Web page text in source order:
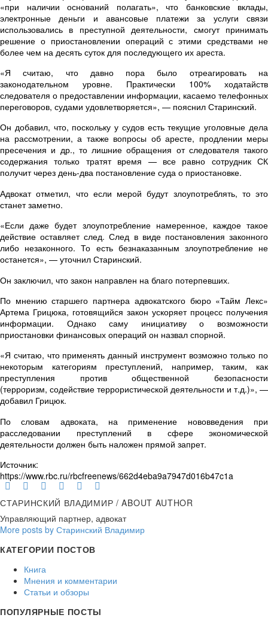
«при наличии оснований полагать», что банковские вклады,
электронные деньги и авансовые платежи за услуги связи
использовались в преступной деятельности, смогут принимать
решение о приостановлении операций с этими средствами не
более чем на десять суток для последующего их ареста.
«Я считаю, что давно пора было отреагировать на
законодательном уровне. Практически 100% ходатайств
следователя о предоставлении информации, касаемо телефонных
переговоров, судами удовлетворяется», — пояснил Старинский.
Он добавил, что, поскольку у судов есть текущие уголовные дела
на рассмотрении, а также вопросы об аресте, продлении меры
пресечения и др., то лишние обращения от следователя такого
содержания только тратят время — все равно сотрудник СК
получит через день-два постановление суда о приостановке.
Адвокат отметил, что если мерой будут злоупотреблять, то это
станет заметно.
«Если даже будет злоупотребление намеренное, каждое такое
действие оставляет след. След в виде постановления законного
либо незаконного. То есть безнаказанным злоупотребление не
останется», — уточнил Старинский.
Он заключил, что закон направлен на благо потерпевших.
По мнению старшего партнера адвокатского бюро «Тайм Лекс»
Артема Грицюка, готовящийся закон ускоряет процесс получения
информации. Однако саму инициативу о возможности
приостановки финансовых операций он назвал спорной.
«Я считаю, что применять данный инструмент возможно только по
некоторым категориям преступлений, например, таким, как
преступления против общественной безопасности
(терроризм, содействие террористической деятельности и т.д.)», —
добавил Грицюк.
По словам адвоката, на применение нововведения при
расследовании преступлений в сфере экономической
деятельности должен быть наложен прямой запрет.
Источник:
https://www.rbc.ru/rbcfreenews/662d4eba9a7947d016b47c1a
СТАРИНСКИЙ ВЛАДИМИР / ABOUT AUTHOR
Управляющий партнер, адвокат
More posts by Старинский Владимир
КАТЕГОРИИ ПОСТОВ
Книга
Мнения и комментарии
Статьи и обзоры
ПОПУЛЯРНЫЕ ПОСТЫ